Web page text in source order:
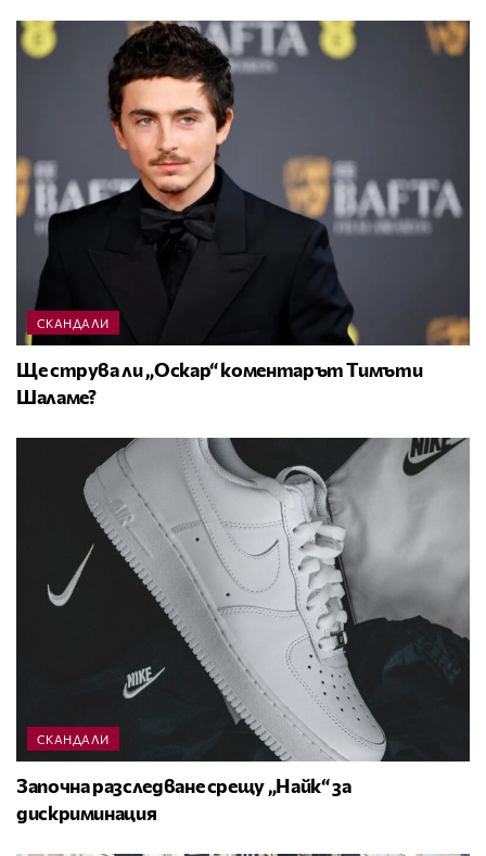
СКАНДАЛИ
Ще струва ли „Оскар“ коментарът Тимъти
Шаламе?
СКАНДАЛИ
Започна разследване срещу „Найк“ за
дискриминация